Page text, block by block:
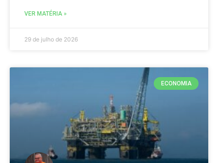
VER MATÉRIA »
29 de julho de 2026
ECONOMIA